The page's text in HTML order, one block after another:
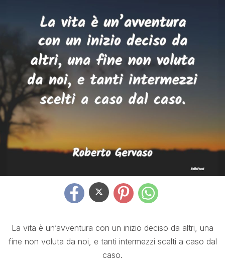
La vita è un’avventura con un inizio deciso da altri, una
fine non voluta da noi, e tanti intermezzi scelti a caso dal
caso.